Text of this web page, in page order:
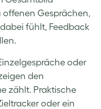
offenen Gesprächen,
fühlt, Feedback
oder
den
zählt. Praktische
oder ein